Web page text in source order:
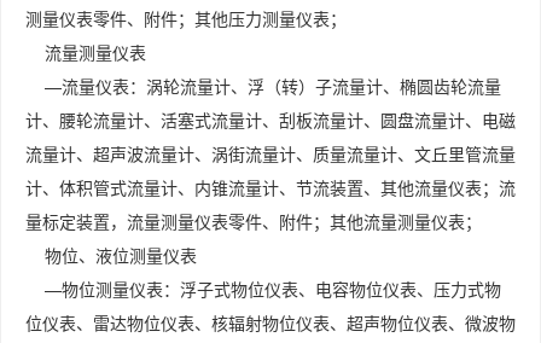
测量仪表零件、附件；其他压力测量仪表；
流量测量仪表
—流量仪表：涡轮流量计、浮（转）子流量计、椭圆齿轮流量
计、腰轮流量计、活塞式流量计、刮板流量计、圆盘流量计、电磁
流量计、超声波流量计、涡街流量计、质量流量计、文丘里管流量
计、体积管式流量计、内锥流量计、节流装置、其他流量仪表；流
量标定装置，流量测量仪表零件、附件；其他流量测量仪表；
物位、液位测量仪表
—物位测量仪表：浮子式物位仪表、电容物位仪表、压力式物
位仪表、雷达物位仪表、核辐射物位仪表、超声物位仪表、微波物